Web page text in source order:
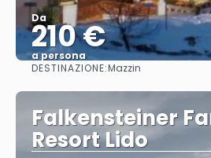
Da
210 €
a persona
DESTINAZIONE:Mazzin
Falkensteiner
Resort Lido